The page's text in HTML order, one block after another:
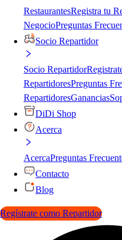
RestaurantesRegistra tu
NegocioPreguntas
Socio Repartidor
Socio Repartidor
RepartidoresPreguntas
RepartidoresGanancias
DiDi Shop
Acerca
AcercaPreguntas
Contacto
Blog
Regístrate como Repartidor